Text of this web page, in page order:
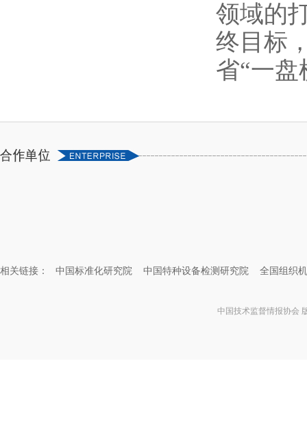
领域的
终目标
省“一
相关链接： 中国标准化研究院 中国特种设备检测研究院 全国组织
中国技术监督情报协会